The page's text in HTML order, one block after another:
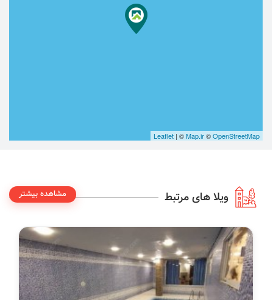
Leaflet | ©Map.ir©OpenStreetMap
ویلا های مرتبط مشاهده بیشتر